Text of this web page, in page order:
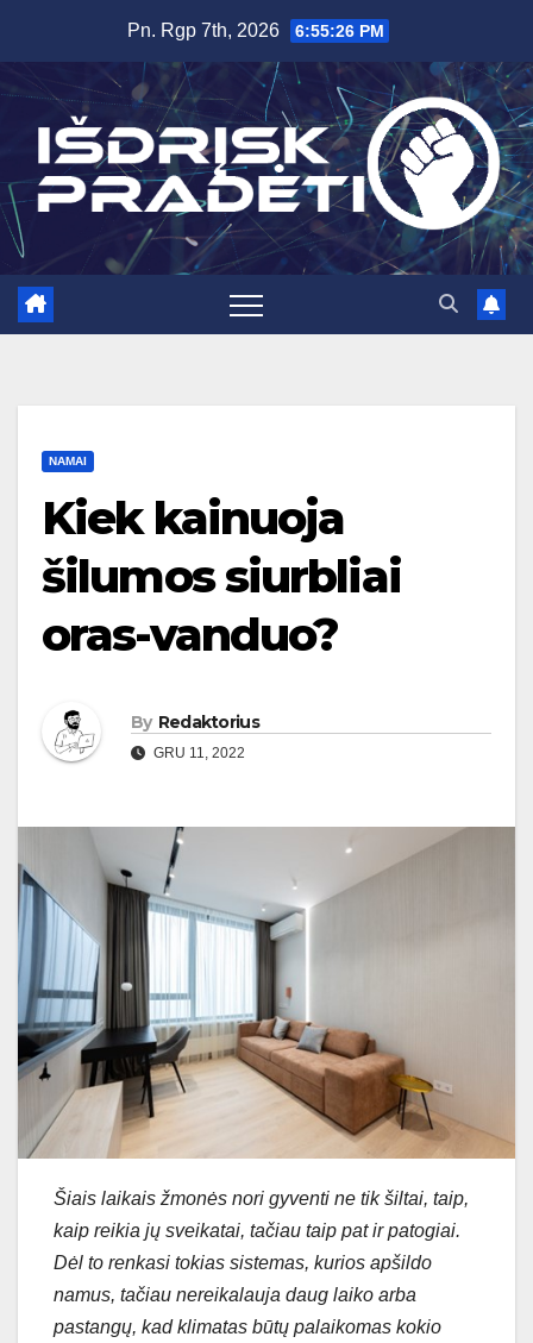
content
Pn. Rgp 7th, 2026 6:55:27 PM
NAMAI
Kiek kainuoja
šilumos siurbliai
oras-vanduo?
By Redaktorius
GRU 11, 2022
Šiais laikais žmonės nori gyventi ne tik šiltai, taip,
kaip reikia jų sveikatai, tačiau taip pat ir patogiai.
Dėl to renkasi tokias sistemas, kurios apšildo
namus, tačiau nereikalauja daug laiko arba
pastangų, kad klimatas būtų palaikomas kokio